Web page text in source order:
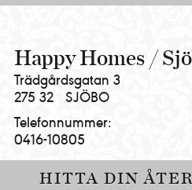
Happy Homes /
Trädgårdsgatan 3
275 32
SJÖBO
Telefonnummer:
0416-10805
HITTA DIN